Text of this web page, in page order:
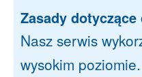
Zasady
Nasz serwis
wysokim